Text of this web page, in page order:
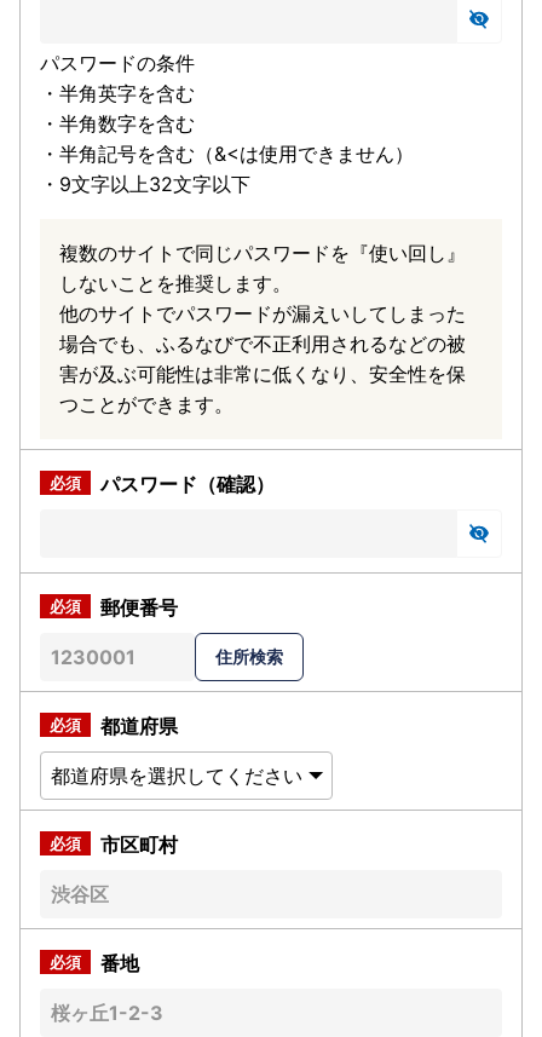
パスワードの条件
・半角英字を含む
・半角数字を含む
・半角記号を含む（&<は使用できません）
・9文字以上32文字以下
複数のサイトで同じパスワードを『使い回し』
しないことを推奨します。
他のサイトでパスワードが漏えいしてしまった
場合でも、ふるなびで不正利用されるなどの被
害が及ぶ可能性は非常に低くなり、安全性を保
つことができます。
パスワード（確認）
郵便番号
都道府県
市区町村
番地